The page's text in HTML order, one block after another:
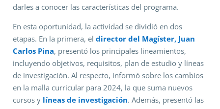
darles a conocer las características del programa.
En esta oportunidad, la actividad se dividió en dos
etapas. En la primera, el director del Magíster, Juan
Carlos Pina, presentó los principales lineamientos,
incluyendo objetivos, requisitos, plan de estudio y líneas
de investigación. Al respecto, informó sobre los cambios
en la malla curricular para 2024, la que suma nuevos
cursos ylíneas de investigación. Además, presentó las